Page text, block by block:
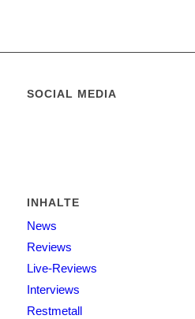
SOCIAL MEDIA
INHALTE
News
Reviews
Live-Reviews
Interviews
Restmetall